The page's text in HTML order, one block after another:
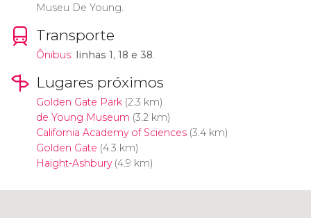
Museu De Young.
Transporte
Ônibus: linhas 1, 18 e 38.
Lugares próximos
Golden Gate Park(2.3 km)
de Young Museum (3.2 km)
California Academy of Sciences(3.4 km)
Golden Gate (4.3 km)
Haight-Ashbury(4.9 km)